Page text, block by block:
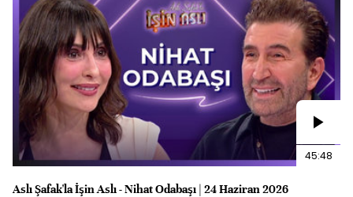
45:48
Aslı Şafak'la İşin Aslı - Nihat Odabaşı | 24 Haziran 2026